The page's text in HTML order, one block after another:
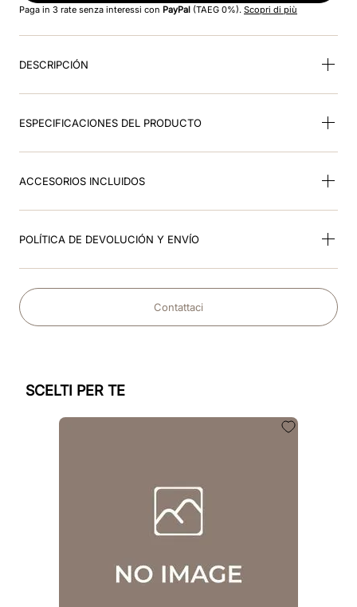
9.kep nero
10.nebula
Paga in 3 rate senza interessi con PayPal (TAEG 0%). Scopri di più
DESCRIPCIÓN
ESPECIFICACIONES DEL PRODUCTO
ACCESORIOS INCLUIDOS
POLÍTICA DE DEVOLUCIÓN Y ENVÍO
Contattaci
SCELTI PER TE